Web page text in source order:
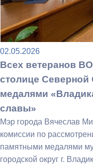
02.05.2026
Всех ветеранов
столице Северной
медалями
славы»
Мэр города Вячеслав
комиссии по
памятными медалями
городской округ г.